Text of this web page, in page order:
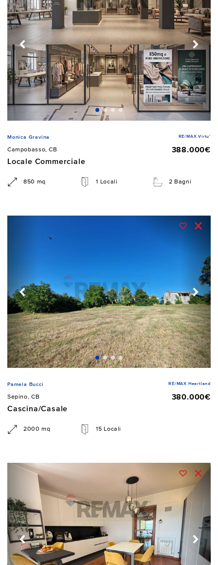
Monica Gravina RE/MAX Virtu'
Campobasso, CB
388.000€
Locale Commerciale
850 mq 1 Locali 2 Bagni
Pamela Bucci RE/MAX Heartland
Sepino, CB
380.000€
Cascina/Casale
2000 mq 15 Locali